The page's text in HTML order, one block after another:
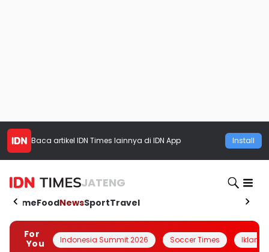
Baca artikel IDN Times lainnya di IDN App Install
JATENG
HomeFoodNewsSportTravel
For
You
Indonesia Summit 2026 Soccer Times Iklanin